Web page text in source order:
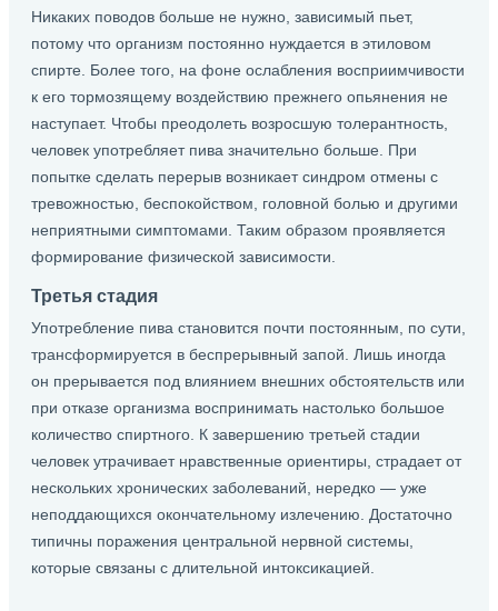
Никаких поводов больше не нужно, зависимый пьет,
потому что организм постоянно нуждается в этиловом
спирте. Более того, на фоне ослабления восприимчивости
к его тормозящему воздействию прежнего опьянения не
наступает. Чтобы преодолеть возросшую толерантность,
человек употребляет пива значительно больше. При
попытке сделать перерыв возникает синдром отмены с
тревожностью, беспокойством, головной болью и другими
неприятными симптомами. Таким образом проявляется
формирование физической зависимости.
Третья стадия
Употребление пива становится почти постоянным, по сути,
трансформируется в беспрерывный запой. Лишь иногда
он прерывается под влиянием внешних обстоятельств или
при отказе организма воспринимать настолько большое
количество спиртного. К завершению третьей стадии
человек утрачивает нравственные ориентиры, страдает от
нескольких хронических заболеваний, нередко — уже
неподдающихся окончательному излечению. Достаточно
типичны поражения центральной нервной системы,
которые связаны с длительной интоксикацией.